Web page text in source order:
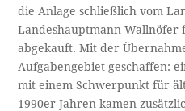
die Anlage schließlich vom
Landeshauptmann
abgekauft. Mit der
Aufgabengebiet geschaffen:
mit einem Schwerpunkt für
1990er Jahren kamen